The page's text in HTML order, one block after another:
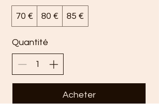
70 € 80 € 85 €
Quantité
Acheter